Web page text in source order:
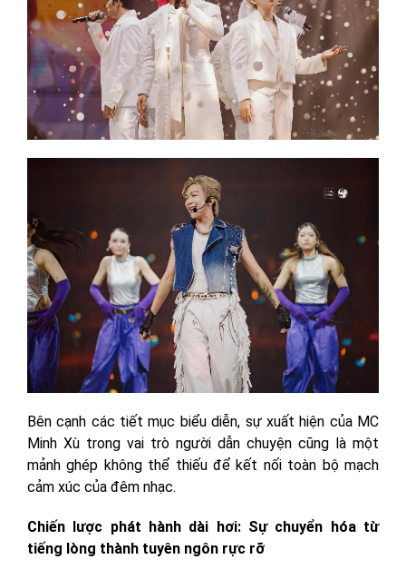
Bên cạnh các tiết mục biểu diễn, sự xuất hiện của MC
Minh Xù trong vai trò người dẫn chuyện cũng là một
mảnh ghép không thể thiếu để kết nối toàn bộ mạch
cảm xúc của đêm nhạc.
Chiến lược phát hành dài hơi: Sự chuyển hóa từ
tiếng lòng thành tuyên ngôn rực rỡ